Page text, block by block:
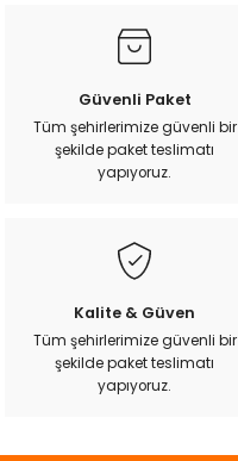
Güvenli Paket
Tüm şehirlerimize güvenli bir
şekilde paket teslimatı
yapıyoruz.
Kalite & Güven
Tüm şehirlerimize güvenli bir
şekilde paket teslimatı
yapıyoruz.